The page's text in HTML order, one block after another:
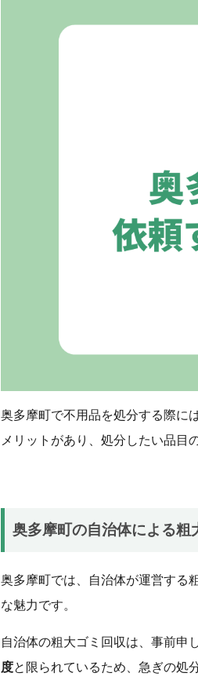
奥多摩町で不用品を処分する際には
メリットがあり、処分したい品目
奥多摩町の自治体による粗
奥多摩町では、自治体が運営する
な魅力です。
自治体の粗大ゴミ回収は、事前申
度と限られているため、急ぎの処